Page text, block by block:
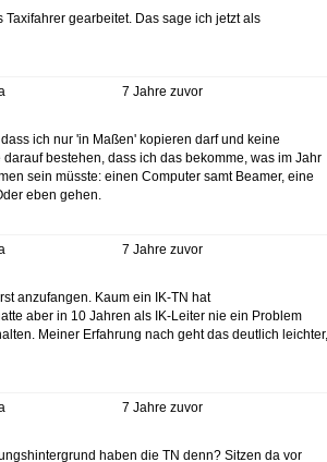
gearbeitet. Das sage ich jetzt als
7 Jahre zuvor
ich nur 'in Maßen' kopieren darf und keine
bestehen, dass ich das bekomme, was im Jahr
sein müsste: einen Computer samt Beamer, eine
eben gehen.
7 Jahre zuvor
anzufangen. Kaum ein IK-TN hat
aber in 10 Jahren als IK-Leiter nie ein Problem
Meiner Erfahrung nach geht das deutlich leichter,
7 Jahre zuvor
haben die TN denn? Sitzen da vor